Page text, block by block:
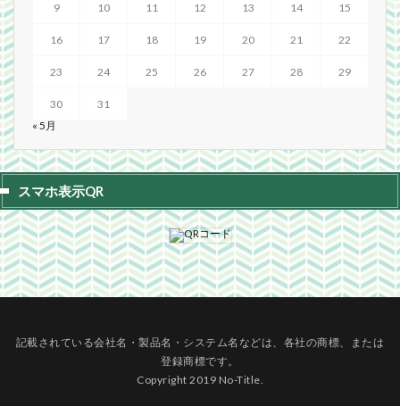
9 10 11 12 13 14 15
16 17 18 19 20 21 22
23 24 25 26 27 28 29
30
31
« 5月
スマホ表示QR
記載されている会社名・製品名・システム名などは、各社の商標、または
登録商標です。
Copyright 2019 No-Title.